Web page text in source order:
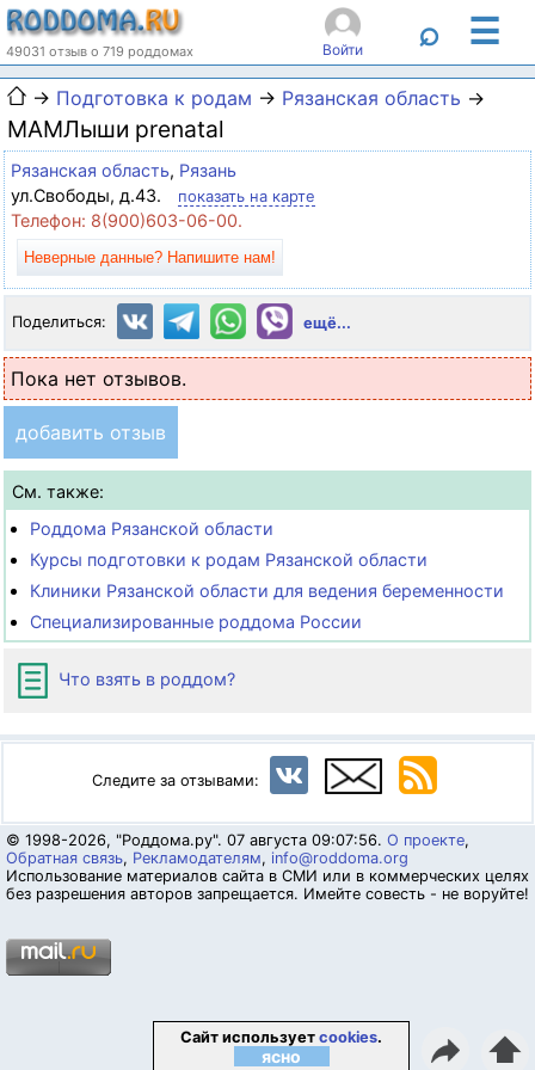
49031 отзыв о 719 роддомах Войти ⌕ ☰
→ Подготовка к родам → Рязанская область →
МАМЛыши prenatal
Рязанская область, Рязань
ул.Свободы, д.43.
показать на карте
Телефон: 8(900)603-06-00.
Неверные данные? Напишите нам!
Поделиться: ещё...
Пока нет отзывов.
добавить отзыв
См. также:
Роддома Рязанской области
Курсы подготовки к родам Рязанской области
Клиники Рязанской области для ведения беременности
Специализированные роддома России
Что взять в роддом?
Сайт использует cookies.
ясно ⬆
Следите за отзывами:
© 1998-2026, "Роддома.ру". 07 августа 09:07:56. О проекте,
Обратная связь, Рекламодателям, info@roddoma.org
Использование материалов сайта в СМИ или в коммерческих целях
без разрешения авторов запрещается. Имейте совесть - не воруйте!